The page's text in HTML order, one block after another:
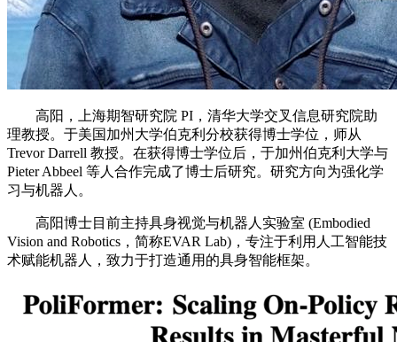
高阳，上海期智研究院 PI，清华大学交叉信息研究院助
理教授。于美国加州大学伯克利分校获得博士学位，师从
Trevor Darrell 教授。在获得博士学位后，于加州伯克利大学与
Pieter Abbeel 等人合作完成了博士后研究。研究方向为强化学
习与机器人。
高阳博士目前主持具身视觉与机器人实验室 (Embodied
Vision and Robotics，简称EVAR Lab)，专注于利用人工智能技
术赋能机器人，致力于打造通用的具身智能框架。